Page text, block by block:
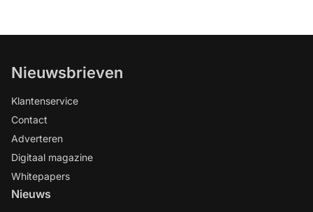
Nieuwsbrieven
Klantenservice
Contact
Adverteren
Digitaal magazine
Whitepapers
Nieuws